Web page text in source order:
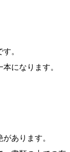
。
になります。
あります。